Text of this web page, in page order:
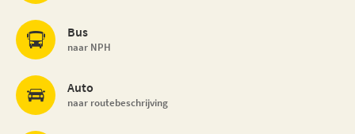
Bus
naar NPH
Auto
naar routebeschrijving